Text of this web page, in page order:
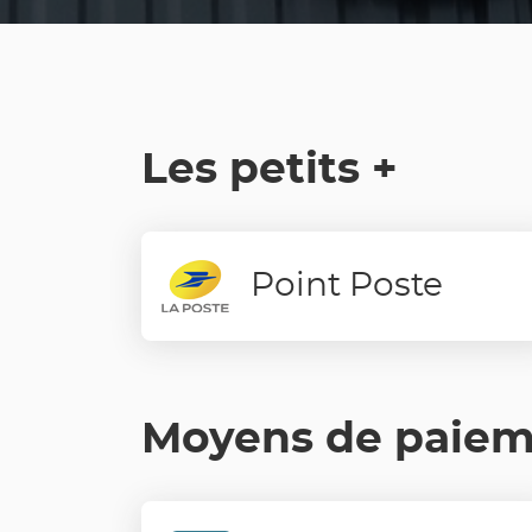
Les petits +
Point Poste
Moyens de